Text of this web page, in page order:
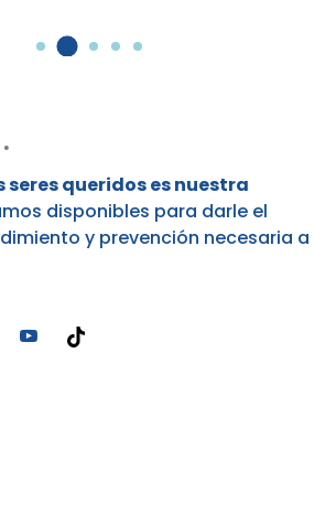
seres queridos es nuestra
disponibles para darle el
y prevención necesaria a